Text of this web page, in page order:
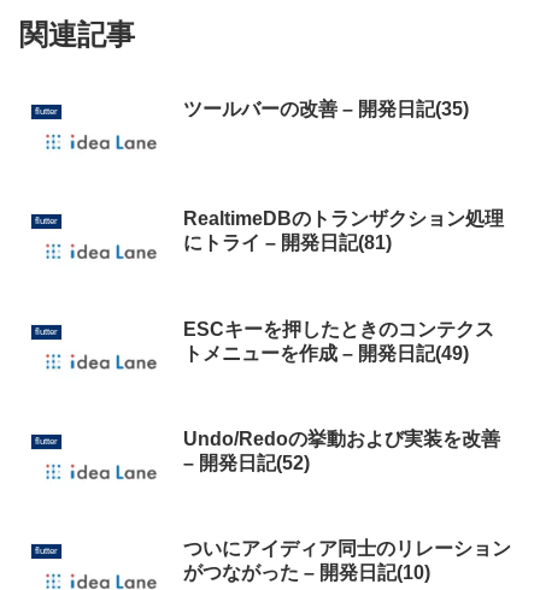
関連記事
flutter ツールバーの改善 – 開発日記(35)
flutter
RealtimeDBのトランザクション処理
にトライ – 開発日記(81)
flutter
ESCキーを押したときのコンテクス
トメニューを作成 – 開発日記(49)
flutter
Undo/Redoの挙動および実装を改善
– 開発日記(52)
flutter
ついにアイディア同士のリレーション
がつながった – 開発日記(10)